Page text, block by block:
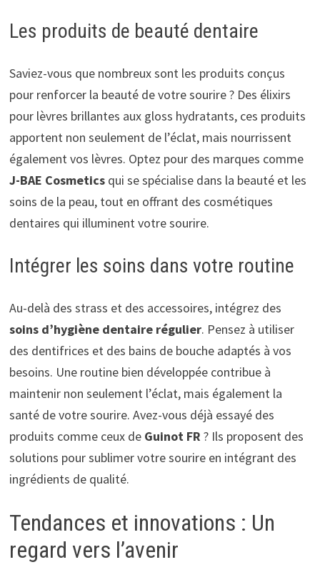
Les produits de beauté dentaire
Saviez-vous que nombreux sont les produits conçus
pour renforcer la beauté de votre sourire ? Des élixirs
pour lèvres brillantes aux gloss hydratants, ces produits
apportent non seulement de l’éclat, mais nourrissent
également vos lèvres. Optez pour des marques comme
J-BAE Cosmeticsqui se spécialise dans la beauté et les
soins de la peau, tout en offrant des cosmétiques
dentaires qui illuminent votre sourire.
Intégrer les soins dans votre routine
Au-delà des strass et des accessoires, intégrez des
soins d’hygiène dentaire régulier. Pensez à utiliser
des dentifrices et des bains de bouche adaptés à vos
besoins. Une routine bien développée contribue à
maintenir non seulement l’éclat, mais également la
santé de votre sourire. Avez-vous déjà essayé des
produits comme ceux de Guinot FR ? Ils proposent des
solutions pour sublimer votre sourire en intégrant des
ingrédients de qualité.
Tendances et innovations : Un
regard vers l’avenir